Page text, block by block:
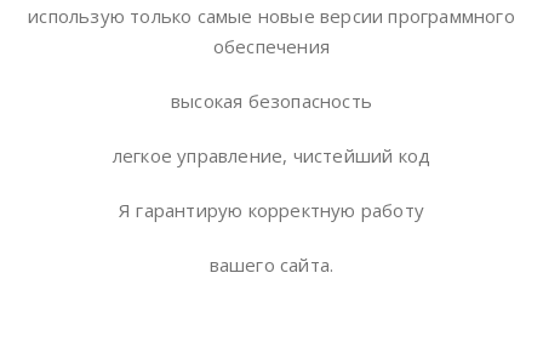
использую только самые новые версии программного
обеспечения
высокая безопасность
легкое управление, чистейший код
Я гарантирую корректную работу
вашего сайта.